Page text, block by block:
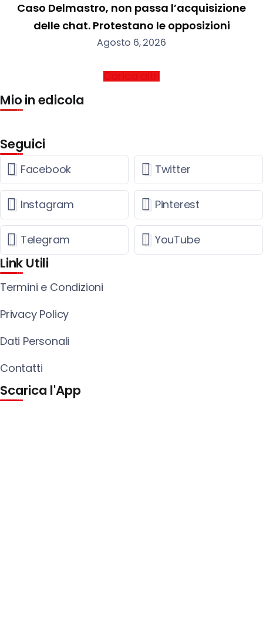
Caso Delmastro, non passa l’acquisizione
delle chat. Protestano le opposizioni
Agosto 6, 2026
Mio in edicola
Seguici
Facebook Twitter
Instagram Pinterest
Telegram YouTube
Link Utili
Termini e Condizioni
Privacy Policy
Dati Personali
Contatti
Scarica l'App